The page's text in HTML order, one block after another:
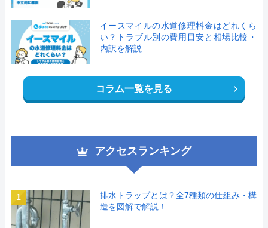
イースマイルの水道修理料金はどれくら
い？トラブル別の費用目安と相場比較・
内訳を解説
コラム一覧を見る
アクセスランキング
1
排水トラップとは？全7種類の仕組み・構
造を図解で解説！